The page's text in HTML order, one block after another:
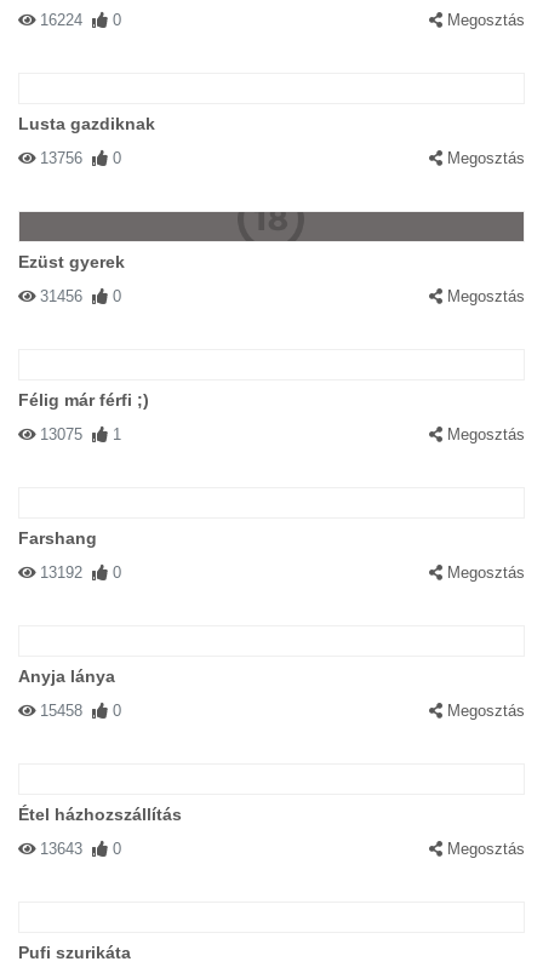
16224 0 Megosztás
Lusta gazdiknak
13756 0 Megosztás
Ezüst gyerek
31456 0 Megosztás
Félig már férfi ;)
13075 1 Megosztás
Farshang
13192 0 Megosztás
Anyja lánya
15458 0 Megosztás
Étel házhozszállítás
13643 0 Megosztás
Pufi szurikáta